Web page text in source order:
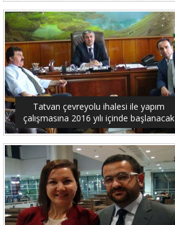
Tatvan çevreyolu ihalesi ile yapım
çalışmasına 2016 yılı içinde başlanacak